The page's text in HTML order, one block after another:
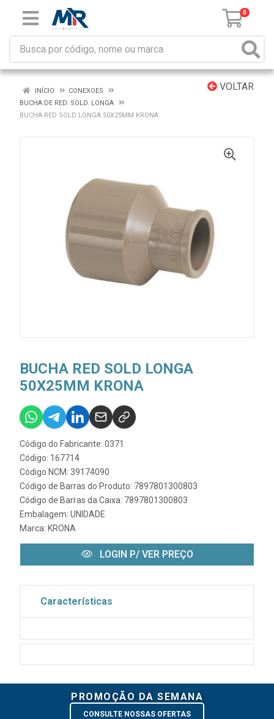
0
VOLTAR
INÍCIO
CONEXOES
BUCHA DE RED. SOLD. LONGA
BUCHA RED SOLD LONGA 50X25MM KRONA
BUCHA RED SOLD LONGA
50X25MM KRONA
Código do Fabricante: 0371
Código: 167714
Código NCM: 39174090
Código de Barras do Produto: 7897801300803
Código de Barras da Caixa: 7897801300803
Embalagem: UNIDADE
Marca: KRONA
LOGIN P/ VER PREÇO
Características
PROMOÇÃO DA SEMANA
CONSULTE NOSSAS OFERTAS